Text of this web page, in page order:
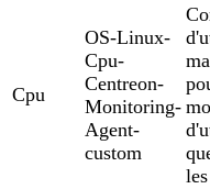
Cpu
OS-Linux-
Cpu-
Centreon-
Monitoring-
Agent-
custom